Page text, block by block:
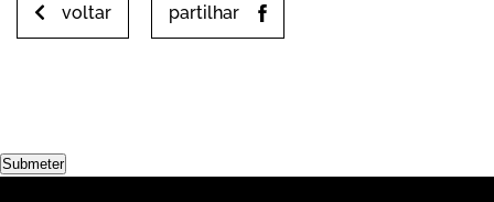
voltar partilhar
Submeter